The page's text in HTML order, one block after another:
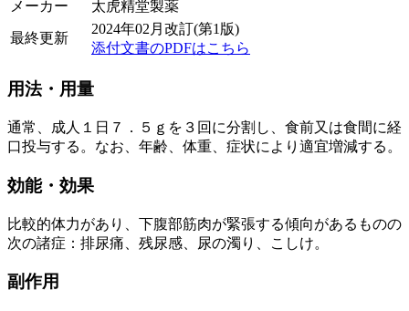
メーカー
太虎精堂製薬
最終更新
2024年02月改訂(第1版)
添付文書のPDFはこちら
用法・用量
通常、成人１日７．５ｇを３回に分割し、食前又は食間に経
口投与する。なお、年齢、体重、症状により適宜増減する。
効能・効果
比較的体力があり、下腹部筋肉が緊張する傾向があるものの
次の諸症：排尿痛、残尿感、尿の濁り、こしけ。
副作用